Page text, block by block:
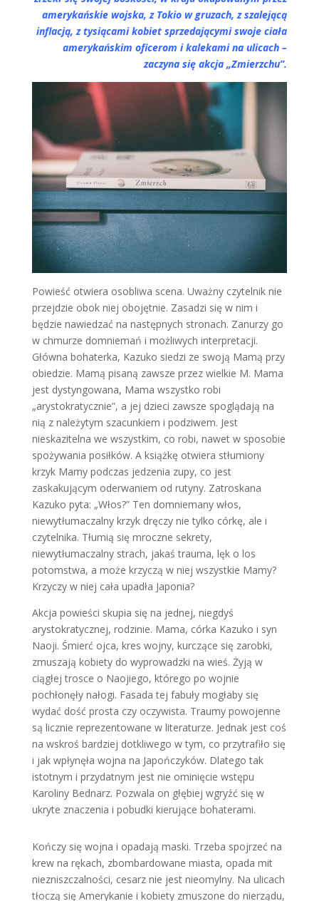
amerykańskie wojska, z Tokio w gruzach, z szalejącą
inflacją, z tysiącami kobiet sprzedającymi swoje ciała
amerykańskim oficerom i kalekami na ulicach –
zaczyna się akcja „Zmierzchu”.
Powieść otwiera osobliwa scena. Uważny czytelnik nie
przejdzie obok niej obojętnie. Zasadzi się w nim i
będzie nawiedzać na następnych stronach. Zanurzy go
w chmurze domniemań i możliwych interpretacji.
Główna bohaterka, Kazuko siedzi ze swoją Mamą przy
obiedzie. Mamą pisaną zawsze przez wielkie M. Mama
jest dystyngowana, Mama wszystko robi
„arystokratycznie”, a jej dzieci zawsze spoglądają na
nią z należytym szacunkiem i podziwem. Jest
nieskazitelna we wszystkim, co robi, nawet w sposobie
spożywania posiłków. A książkę otwiera stłumiony
krzyk Mamy podczas jedzenia zupy, co jest
zaskakującym oderwaniem od rutyny. Zatroskana
Kazuko pyta: „Włos?” Ten domniemany włos,
niewytłumaczalny krzyk dręczy nie tylko córkę, ale i
czytelnika. Tłumią się mroczne sekrety,
niewytłumaczalny strach, jakaś trauma, lęk o los
potomstwa, a może krzyczą w niej wszystkie Mamy?
Krzyczy w niej cała upadła Japonia?
Akcja powieści skupia się na jednej, niegdyś
arystokratycznej, rodzinie. Mama, córka Kazuko i syn
Naoji. Śmierć ojca, kres wojny, kurczące się zarobki,
zmuszają kobiety do wyprowadzki na wieś. Żyją w
ciągłej trosce o Naojiego, którego po wojnie
pochłonęły nałogi. Fasada tej fabuły mogłaby się
wydać dość prosta czy oczywista. Traumy powojenne
są licznie reprezentowane w literaturze. Jednak jest coś
na wskroś bardziej dotkliwego w tym, co przytrafiło się
i jak wpłynęła wojna na Japończyków. Dlatego tak
istotnym i przydatnym jest nie ominięcie wstępu
Karoliny Bednarz. Pozwala on głębiej wgryźć się w
ukryte znaczenia i pobudki kierujące bohaterami.
Kończy się wojna i opadają maski. Trzeba spojrzeć na
krew na rękach, zbombardowane miasta, opada mit
niezniszczalności, cesarz nie jest nieomylny. Na ulicach
tłoczą się Amerykanie i kobiety zmuszone do nierządu,